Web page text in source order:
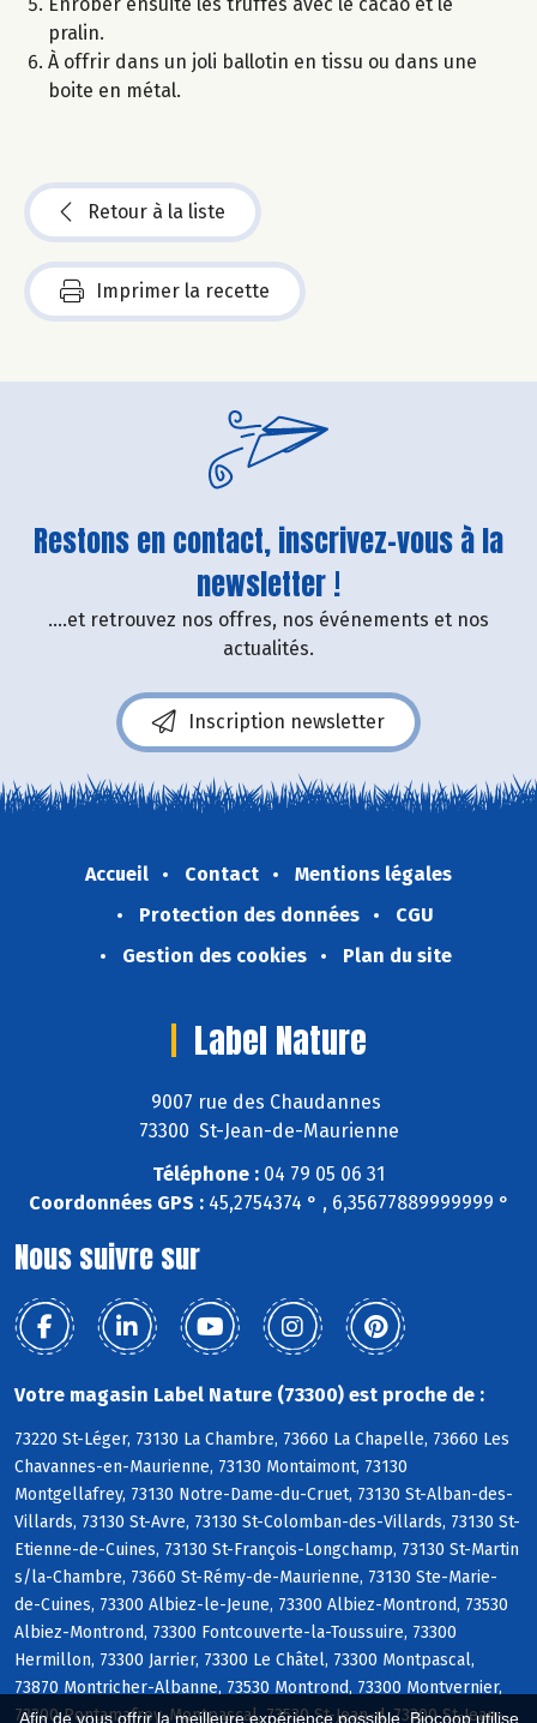
Afin de vous offrir la meilleure expérience possible, Biocoop utilise
pralin.
À offrir dans un joli ballotin en tissu ou dans une
boite en métal.
Retour à la liste
Imprimer la recette
Restons en contact, inscrivez-vous à la
newsletter !
....et retrouvez nos offres, nos événements et nos
actualités.
Inscription newsletter
Accueil Contact
Mentions légales
Protection des données
CGU
Gestion des cookies
Plan du site
Label Nature
9007 rue des Chaudannes
73300 St-Jean-de-Maurienne
Téléphone : 04 79 05 06 31
Coordonnées GPS :45,2754374 ° , 6,35677889999999 °
Nous suivre sur
Votre magasin Label Nature (73300) est proche de :
73220 St-Léger, 73130 La Chambre, 73660 La Chapelle, 73660 Les
Chavannes-en-Maurienne, 73130 Montaimont, 73130
Montgellafrey, 73130 Notre-Dame-du-Cruet, 73130 St-Alban-des-
Villards, 73130 St-Avre, 73130 St-Colomban-des-Villards, 73130 St-
Etienne-de-Cuines, 73130 St-François-Longchamp, 73130 St-Martin
s/la-Chambre, 73660 St-Rémy-de-Maurienne, 73130 Ste-Marie-
de-Cuines, 73300 Albiez-le-Jeune, 73300 Albiez-Montrond, 73530
Albiez-Montrond, 73300 Fontcouverte-la-Toussuire, 73300
Hermillon, 73300 Jarrier, 73300 Le Châtel, 73300 Montpascal,
73870 Montricher-Albanne, 73530 Montrond, 73300 Montvernier,
73300 Pontamafrey-Montpascal, 73530 St-Jean-d, 73300 St-Jean-